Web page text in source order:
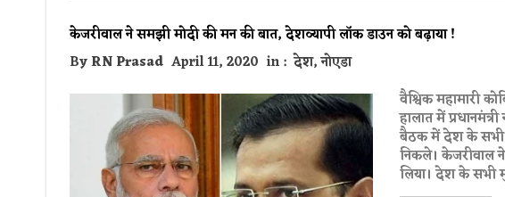
केजरीवाल ने समझी मोदी की मन की बात, देशव्यापी लॉक डाउन को बढ़ाया !
ByRN Prasad April 11, 2020 in :देश,नोएडा
वैश्विक महामारी
हालात में
बैठक में देश के सभी
निकले। केजरीवाल
लिया। देश के सभी